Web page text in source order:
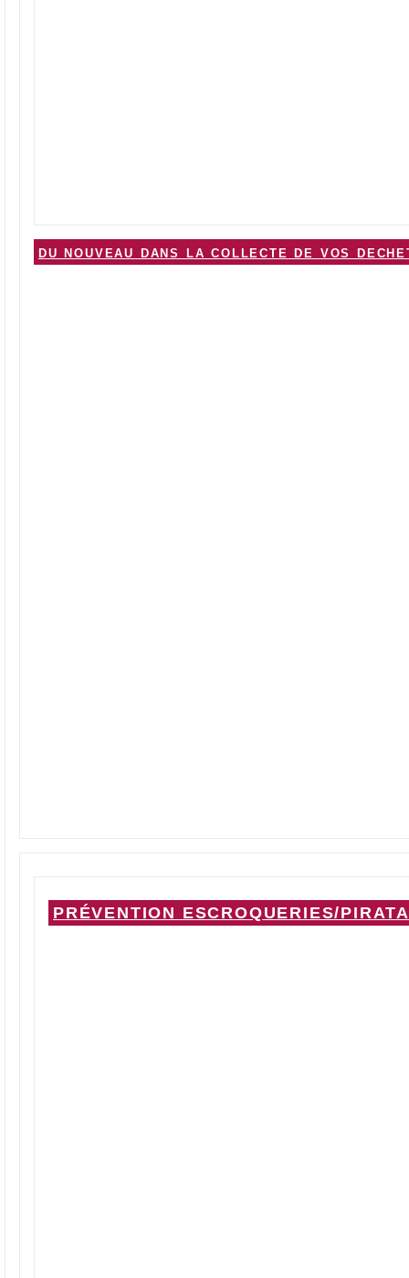
du nouveau dans la collecte de vos
PRÉVENTION ESCROQUERIES/